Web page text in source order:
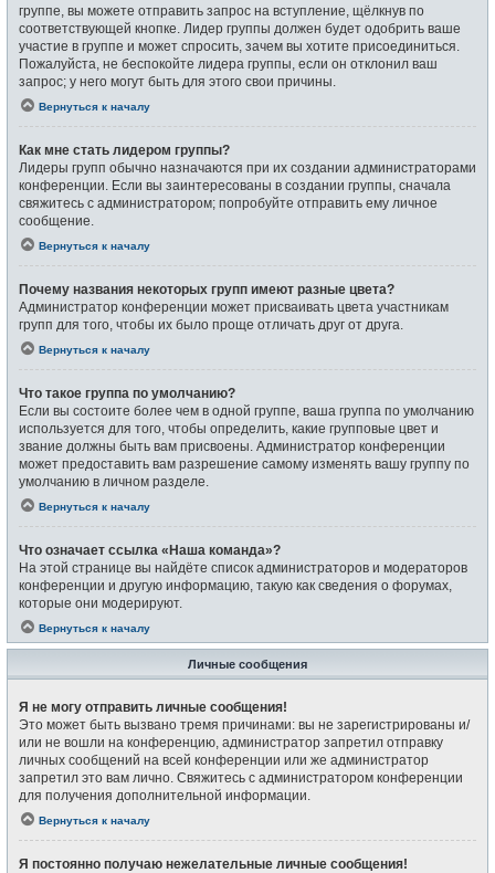
группе, вы можете отправить запрос на вступление, щёлкнув по
соответствующей кнопке. Лидер группы должен будет одобрить ваше
участие в группе и может спросить, зачем вы хотите присоединиться.
Пожалуйста, не беспокойте лидера группы, если он отклонил ваш
запрос; у него могут быть для этого свои причины.
Вернуться к началу
Как мне стать лидером группы?
Лидеры групп обычно назначаются при их создании администраторами
конференции. Если вы заинтересованы в создании группы, сначала
свяжитесь с администратором; попробуйте отправить ему личное
сообщение.
Вернуться к началу
Почему названия некоторых групп имеют разные цвета?
Администратор конференции может присваивать цвета участникам
групп для того, чтобы их было проще отличать друг от друга.
Вернуться к началу
Что такое группа по умолчанию?
Если вы состоите более чем в одной группе, ваша группа по умолчанию
используется для того, чтобы определить, какие групповые цвет и
звание должны быть вам присвоены. Администратор конференции
может предоставить вам разрешение самому изменять вашу группу по
умолчанию в личном разделе.
Вернуться к началу
Что означает ссылка «Наша команда»?
На этой странице вы найдёте список администраторов и модераторов
конференции и другую информацию, такую как сведения о форумах,
которые они модерируют.
Вернуться к началу
Личные сообщения
Я не могу отправить личные сообщения!
Это может быть вызвано тремя причинами: вы не зарегистрированы и/
или не вошли на конференцию, администратор запретил отправку
личных сообщений на всей конференции или же администратор
запретил это вам лично. Свяжитесь с администратором конференции
для получения дополнительной информации.
Вернуться к началу
Я постоянно получаю нежелательные личные сообщения!